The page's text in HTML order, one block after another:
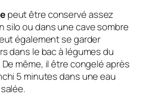
peut être conservé assez
silo ou dans une cave sombre
également se garder
dans le bac à légumes du
même, il être congelé après
5 minutes dans une eau